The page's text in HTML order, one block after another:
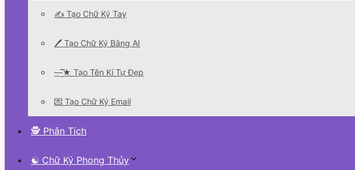
✍️ Tạo Chữ Ký Tay
🖊 Tạo Chữ Ký Bằng AI
—͟͞͞★ Tạo Tên Kí Tự Đẹp
💌 Tạo Chữ Ký Email
🕵 Phân Tích
☯ Chữ Ký Phong Thủy